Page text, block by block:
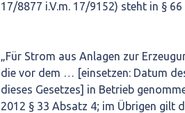
17/8877 i.V.m. 17/9152) steht in §
„Für Strom aus Anlagen zur
die vor dem … [einsetzen: Datum
dieses Gesetzes] in Betrieb
2012 § 33 Absatz 4; im Übrigen gilt